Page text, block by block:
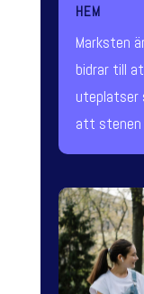
HEM
Marksten
bidrar till
uteplatser
att stenen